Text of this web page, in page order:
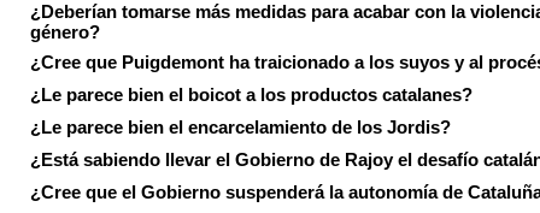
¿Deberían tomarse más medidas para acabar con la
género?
¿Cree que Puigdemont ha traicionado a los suyos y al
¿Le parece bien el boicot a los productos catalanes?
¿Le parece bien el encarcelamiento de los Jordis?
¿Está sabiendo llevar el Gobierno de Rajoy el desafío
¿Cree que el Gobierno suspenderá la autonomía de